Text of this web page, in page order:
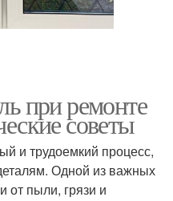
при ремонте
советы
и трудоемкий процесс,
Одной из важных
от пыли, грязи и